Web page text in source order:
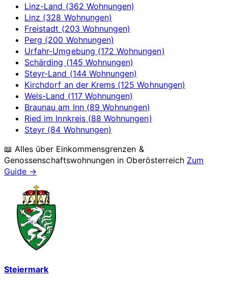
Linz-Land (362 Wohnungen)
Linz (328 Wohnungen)
Freistadt (203 Wohnungen)
Perg (200 Wohnungen)
Urfahr-Umgebung (172 Wohnungen)
Schärding (145 Wohnungen)
Steyr-Land (144 Wohnungen)
Kirchdorf an der Krems (125 Wohnungen)
Wels-Land (117 Wohnungen)
Braunau am Inn (89 Wohnungen)
Ried im Innkreis (88 Wohnungen)
Steyr (84 Wohnungen)
📖 Alles über Einkommensgrenzen &
Genossenschaftswohnungen in Oberösterreich Zum
Guide →
Steiermark